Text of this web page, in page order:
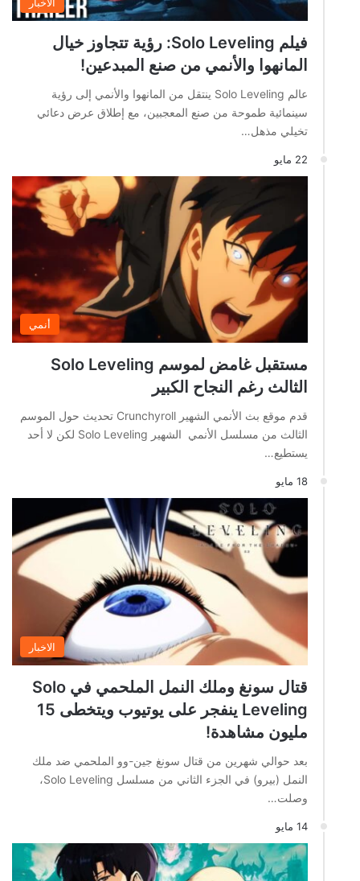
فيلم Solo Leveling: رؤية تتجاوز خيال
المانهوا والأنمي من صنع المبدعين!
عالم Solo Leveling ينتقل من المانهوا والأنمي إلى رؤية
سينمائية طموحة من صنع المعجبين، مع إطلاق عرض دعائي
تخيلي مذهل…
22 مايو
أنمي
مستقبل غامض لموسم Solo Leveling
الثالث رغم النجاح الكبير
قدم موقع بث الأنمي الشهير Crunchyroll تحديث حول الموسم
الثالث من مسلسل الأنمي الشهير Solo Leveling لكن لا أحد
يستطيع…
18 مايو
الاخبار
قتال سونغ وملك النمل الملحمي في Solo
Leveling ينفجر على يوتيوب ويتخطى 15
مليون مشاهدة!
بعد حوالي شهرين من قتال سونغ جين-وو الملحمي ضد ملك
النمل (بيرو) في الجزء الثاني من مسلسل Solo Leveling،
وصلت…
14 مايو